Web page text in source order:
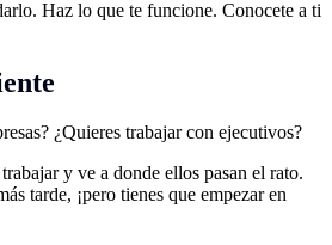
Haz lo que te funcione. Conocete a ti
¿Quieres trabajar con ejecutivos?
y ve a donde ellos pasan el rato.
tarde, ¡pero tienes que empezar en